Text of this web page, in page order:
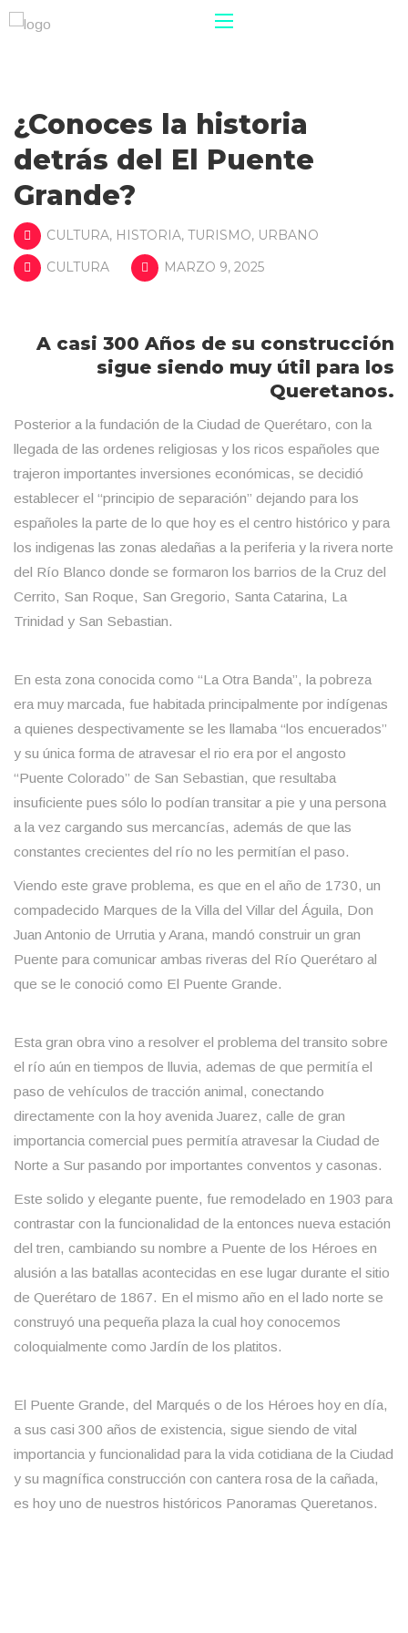
¿Conoces la historia
detrás del El Puente
Grande?
CULTURA, HISTORIA, TURISMO, URBANO
CULTURA
MARZO 9, 2025
A casi 300 Años de su construcción
sigue siendo muy útil para los
Queretanos.
Posterior a la fundación de la Ciudad de Querétaro, con la
llegada de las ordenes religiosas y los ricos españoles que
trajeron importantes inversiones económicas, se decidió
establecer el “principio de separación” dejando para los
españoles la parte de lo que hoy es el centro histórico y para
los indigenas las zonas aledañas a la periferia y la rivera norte
del Río Blanco donde se formaron los barrios de la Cruz del
Cerrito, San Roque, San Gregorio, Santa Catarina, La
Trinidad y San Sebastian.
En esta zona conocida como “La Otra Banda”, la pobreza
era muy marcada, fue habitada principalmente por indígenas
a quienes despectivamente se les llamaba “los encuerados”
y su única forma de atravesar el rio era por el angosto
“Puente Colorado” de San Sebastian, que resultaba
insuficiente pues sólo lo podían transitar a pie y una persona
a la vez cargando sus mercancías, además de que las
constantes crecientes del río no les permitían el paso.
Viendo este grave problema, es que en el año de 1730, un
compadecido Marques de la Villa del Villar del Águila, Don
Juan Antonio de Urrutia y Arana, mandó construir un gran
Puente para comunicar ambas riveras del Río Querétaro al
que se le conoció como El Puente Grande.
Esta gran obra vino a resolver el problema del transito sobre
el río aún en tiempos de lluvia, ademas de que permitía el
paso de vehículos de tracción animal, conectando
directamente con la hoy avenida Juarez, calle de gran
importancia comercial pues permitía atravesar la Ciudad de
Norte a Sur pasando por importantes conventos y casonas.
Este solido y elegante puente, fue remodelado en 1903 para
contrastar con la funcionalidad de la entonces nueva estación
del tren, cambiando su nombre a Puente de los Héroes en
alusión a las batallas acontecidas en ese lugar durante el sitio
de Querétaro de 1867. En el mismo año en el lado norte se
construyó una pequeña plaza la cual hoy conocemos
coloquialmente como Jardín de los platitos.
El Puente Grande, del Marqués o de los Héroes hoy en día,
a sus casi 300 años de existencia, sigue siendo de vital
importancia y funcionalidad para la vida cotidiana de la Ciudad
y su magnífica construcción con cantera rosa de la cañada,
es hoy uno de nuestros históricos Panoramas Queretanos.